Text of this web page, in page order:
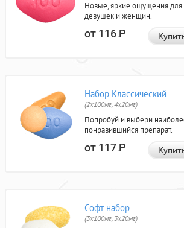
Новые, яркие ощущения для
девушек и женщин.
от 116Р
Набор Классический
(2x100мг, 4x20мг)
Попробуй и выбери
понравившийся препарат.
от 117Р
Софт набор
(3x100мг, 3x20мг)